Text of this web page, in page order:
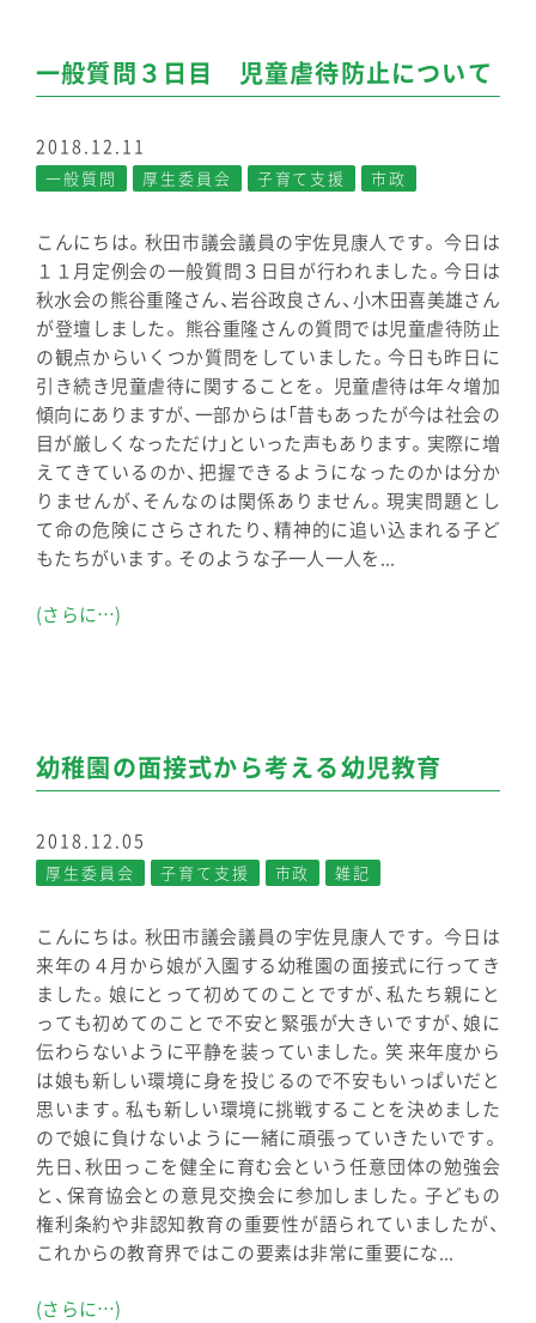
一般質問３日目 児童虐待防止について
2018.12.11
一般質問 厚生委員会 子育て支援 市政
こんにちは。秋田市議会議員の宇佐見康人です。 今日は
１１月定例会の一般質問３日目が行われました。今日は
秋水会の熊谷重隆さん、岩谷政良さん、小木田喜美雄さん
が登壇しました。 熊谷重隆さんの質問では児童虐待防止
の観点からいくつか質問をしていました。今日も昨日に
引き続き児童虐待に関することを。 児童虐待は年々増加
傾向にありますが、一部からは「昔もあったが今は社会の
目が厳しくなっただけ」といった声もあります。実際に増
えてきているのか、把握できるようになったのかは分か
りませんが、そんなのは関係ありません。現実問題とし
て命の危険にさらされたり、精神的に追い込まれる子ど
もたちがいます。そのような子一人一人を...
(さらに…)
幼稚園の面接式から考える幼児教育
2018.12.05
厚生委員会 子育て支援 市政 雑記
こんにちは。秋田市議会議員の宇佐見康人です。 今日は
来年の４月から娘が入園する幼稚園の面接式に行ってき
ました。娘にとって初めてのことですが、私たち親にと
っても初めてのことで不安と緊張が大きいですが、娘に
伝わらないように平静を装っていました。笑 来年度から
は娘も新しい環境に身を投じるので不安もいっぱいだと
思います。私も新しい環境に挑戦することを決めました
ので娘に負けないように一緒に頑張っていきたいです。
先日、秋田っこを健全に育む会という任意団体の勉強会
と、保育協会との意見交換会に参加しました。子どもの
権利条約や非認知教育の重要性が語られていましたが、
これからの教育界ではこの要素は非常に重要にな...
(さらに…)